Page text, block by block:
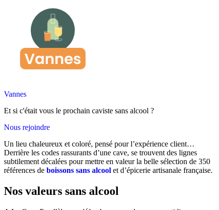
Vannes
Et si c'était vous le prochain caviste sans alcool ?
Nous rejoindre
Un lieu chaleureux et coloré, pensé pour l’expérience client…
Derrière les codes rassurants d’une cave, se trouvent des lignes
subtilement décalées pour mettre en valeur la belle sélection de 350
références de boissons sans alcool et d’épicerie artisanale française.
Nos valeurs sans alcool